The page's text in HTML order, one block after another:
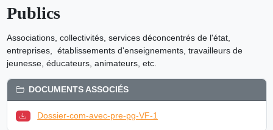
Publics
Associations, collectivités, services déconcentrés de l'état,
entreprises, établissements d'enseignements, travailleurs de
jeunesse, éducateurs, animateurs, etc.
DOCUMENTS ASSOCIÉS
Dossier-com-avec-pre-pg-VF-1